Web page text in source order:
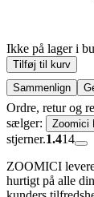
Ikke på lager i
Tilføj til kurv
Sammenlign
Ordre, retur og
sælger:
Zoomici
stjerner.1.414
ZOOMICI
hurtigt på alle